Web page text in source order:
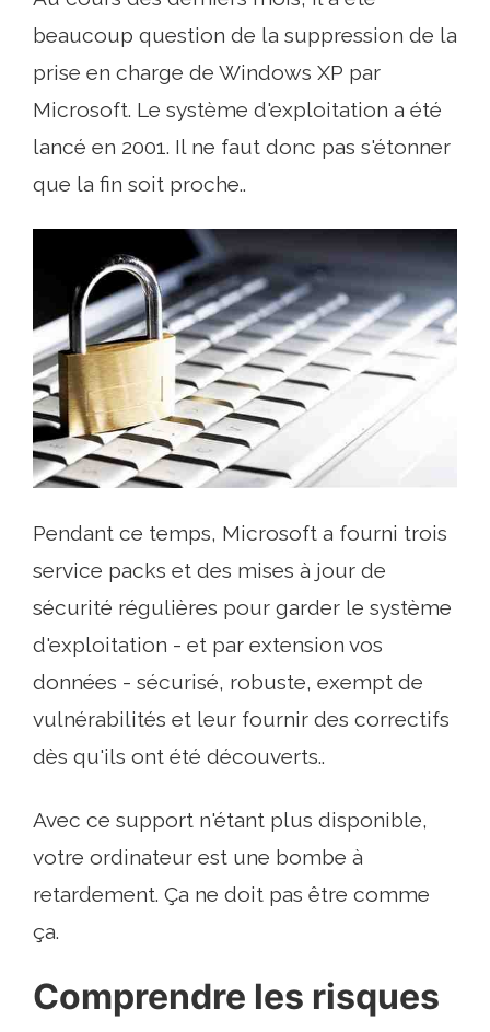
beaucoup question de la suppression de la
prise en charge de Windows XP par
Microsoft. Le système d'exploitation a été
lancé en 2001. Il ne faut donc pas s'étonner
que la fin soit proche..
Pendant ce temps, Microsoft a fourni trois
service packs et des mises à jour de
sécurité régulières pour garder le système
d'exploitation - et par extension vos
données - sécurisé, robuste, exempt de
vulnérabilités et leur fournir des correctifs
dès qu'ils ont été découverts..
Avec ce support n'étant plus disponible,
votre ordinateur est une bombe à
retardement. Ça ne doit pas être comme
ça.
Comprendre les risques